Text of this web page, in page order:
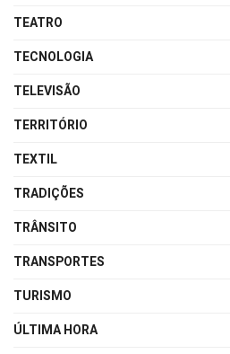
TEATRO
TECNOLOGIA
TELEVISÃO
TERRITÓRIO
TEXTIL
TRADIÇÕES
TRÂNSITO
TRANSPORTES
TURISMO
ÚLTIMA HORA